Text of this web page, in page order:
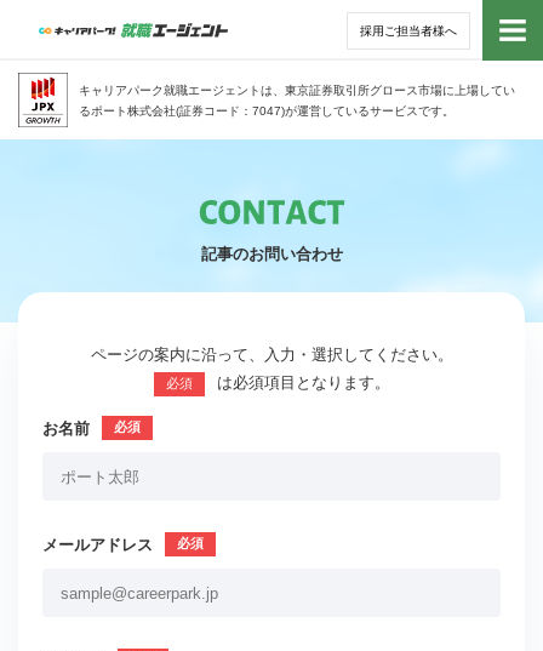
採用ご担当者様へ
キャリアパーク就職エージェントは、東京証券取引所グロース市場に上場してい
るポート株式会社(証券コード：7047)が運営しているサービスです。
トッ
記事のお問い合わせ
ページの案内に沿って、入力・選択してください。
必須 は必須項目となります。
お名前
メールアドレス